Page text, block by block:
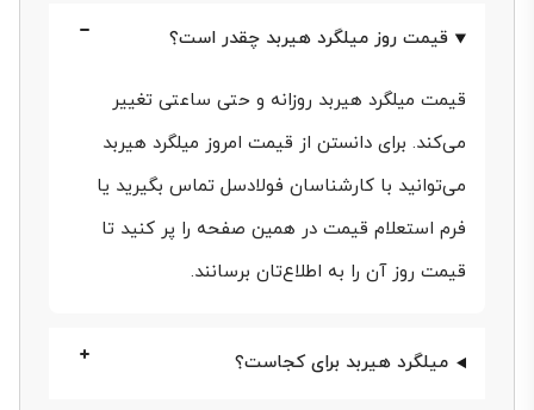
مختلف و انتخاب مناسب‌تر برای خریداران ساده‌تر شود.
قیمت میلگرد هیربد هم مثل سایر انواع آهن‌آلات از
نوسانات بازار فولاد در امان نیست و هر روز دستخوش
تغییر می‌شود. بنابراین اگر برای پروژه‌های عمرانی و
ساختمانی خود قصد خرید میلگرد هیربد با قیمت مناسب
و اقتصادی دارید، می‌توانید در فولادسل قیمت لحظه‌ای و
فولادسل، به عنوان مرجع تخصصی فروش آنلاین آهن‌آلات
قیمت روز میلگرد هیربد چقدر است؟
قیمت میلگرد هیربد روزانه و حتی ساعتی تغییر
می‌کند. برای دانستن از قیمت امروز میلگرد هیربد
می‌توانید با کارشناسان فولادسل تماس بگیرید یا
فرم استعلام قیمت در همین صفحه را پر کنید تا
قیمت روز آن را به اطلاع‌تان برسانند.
میلگرد هیربد برای کجاست؟